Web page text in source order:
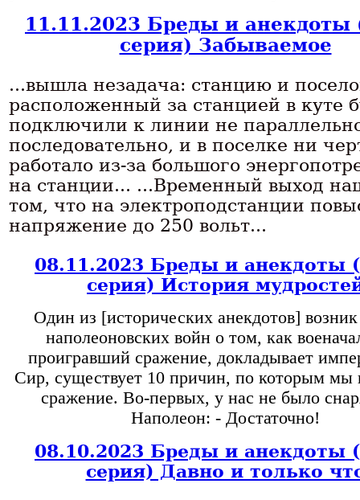
11.11.2023 Бреды и анекдоты
серия) Забываемое
...вышла незадача: станцию и
расположенный за станцией в куте
подключили к линии не
последовательно, и в поселке ни
работало из-за большого
на станции... ...Временный выход
том, что на электроподстанции
напряжение до 250 вольт...
08.11.2023 Бреды и анекдоты
серия) История
Один из [исторических анекдотов] возник
наполеоновских войн о том, как
проигравший сражение, докладывает
Сир, существует 10 причин, по которым мы
сражение. Во-первых, у нас не было
Наполеон: - Достаточно!
08.10.2023 Бреды и анекдоты
серия) Давно и только